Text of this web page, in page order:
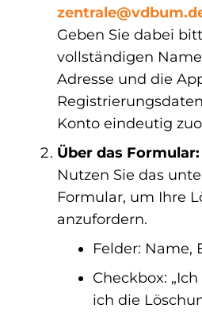
Geben Sie dabei
vollständigen
Adresse und die
Konto eindeutig
Über das Formular:
Nutzen Sie das
Formular, um Ihre
anzufordern.
Felder: Name,
Checkbox:
ich die